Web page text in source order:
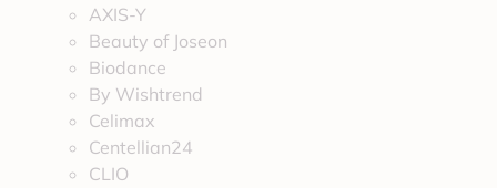
AXIS-Y
Beauty of Joseon
Biodance
By Wishtrend
Celimax
Centellian24
CLIO